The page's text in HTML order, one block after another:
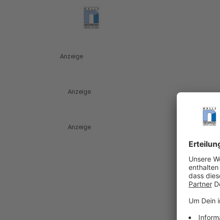
Anzeige
Anzeige
Anzeige